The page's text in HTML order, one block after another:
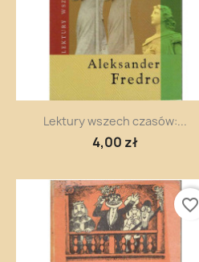
Szybki podgląd
Lektury wszech czasów:...
4,00 zł
favorite_border